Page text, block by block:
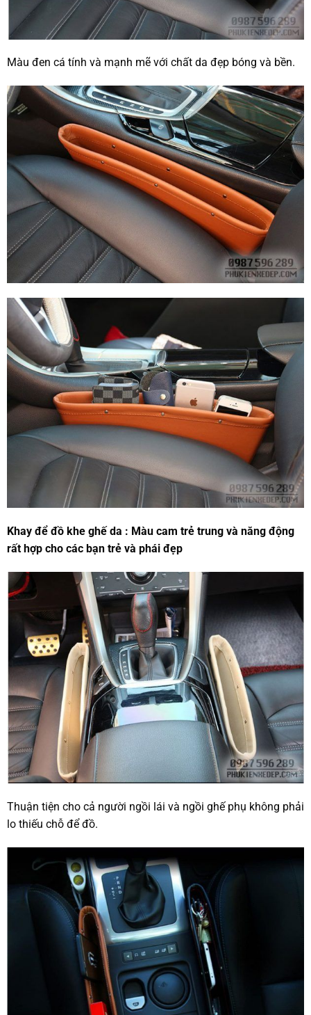
Màu đen cá tính và mạnh mẽ với chất da đẹp bóng và bền.
Khay để đồ khe ghế da : Màu cam trẻ trung và năng động
rất hợp cho các bạn trẻ và phái đẹp
Thuận tiện cho cả người ngồi lái và ngồi ghế phụ không phải
lo thiếu chỗ để đồ.